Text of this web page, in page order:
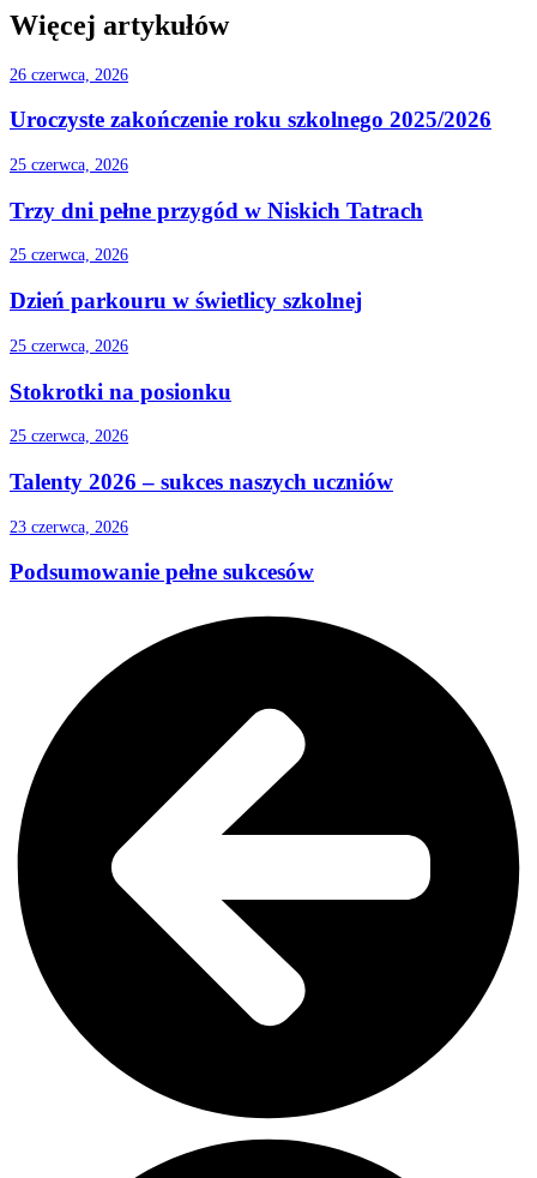
Więcej artykułów
26 czerwca, 2026
Uroczyste zakończenie roku szkolnego 2025/2026
25 czerwca, 2026
Trzy dni pełne przygód w Niskich Tatrach
25 czerwca, 2026
Dzień parkouru w świetlicy szkolnej
25 czerwca, 2026
Stokrotki na posionku
25 czerwca, 2026
Talenty 2026 – sukces naszych uczniów
23 czerwca, 2026
Podsumowanie pełne sukcesów